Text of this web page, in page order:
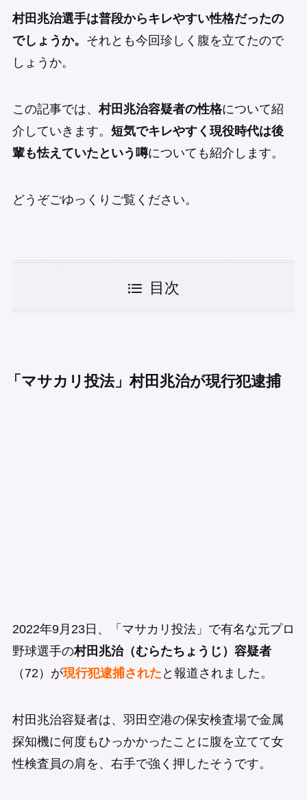
村田兆治選手は普段からキレやすい性格だったの
でしょうか。 それとも今回珍しく腹を立てたので
しょうか。
この記事では、村田兆治容疑者の性格について紹
介していきます。 短気でキレやすく現役時代は後
輩も怯えていたという噂についても紹介します。
どうぞごゆっくりご覧ください。
目次
「マサカリ投法」村田兆治が現行犯逮捕
2022年9月23日、「マサカリ投法」で有名な元プロ
野球選手の村田兆治（むらたちょうじ）容疑者
（72）が現行犯逮捕された と報道されました。
村田兆治容疑者は、羽田空港の保安検査場で金属
探知機に何度もひっかかったことに腹を立てて女
性検査員の肩を、右手で強く押したそうです。